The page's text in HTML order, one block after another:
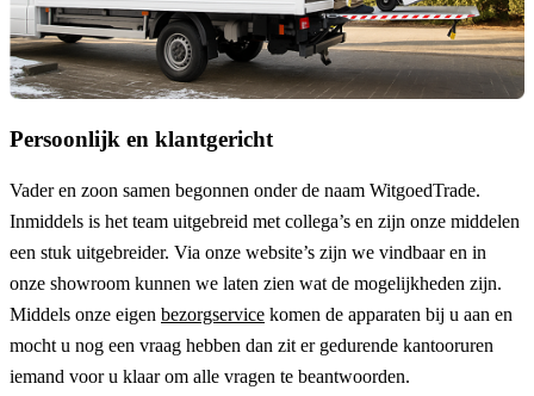
Persoonlijk en klantgericht
Vader en zoon samen begonnen onder de naam WitgoedTrade.
Inmiddels is het team uitgebreid met collega’s en zijn onze middelen
een stuk uitgebreider. Via onze website’s zijn we vindbaar en in
onze showroom kunnen we laten zien wat de mogelijkheden zijn.
Middels onze eigen bezorgservice komen de apparaten bij u aan en
mocht u nog een vraag hebben dan zit er gedurende kantooruren
iemand voor u klaar om alle vragen te beantwoorden.